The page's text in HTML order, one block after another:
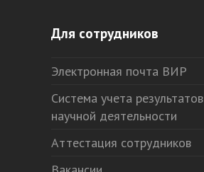
Для сотрудников
Электронная почта ВИР
Система учета результатов
научной деятельности
Аттестация сотрудников